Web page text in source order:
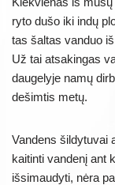
ryto dušo iki indų
tas šaltas vanduo
Už tai atsakingas
daugelyje namų
dešimtis metų.
Vandens šildytuvai
kaitinti vandenį ant
išsimaudyti, nėra